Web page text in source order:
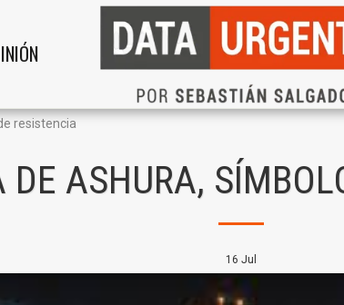
resistencia
DE ASHURA,
16 Jul